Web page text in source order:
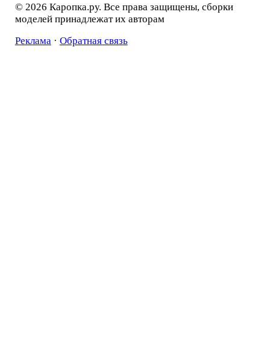
© 2026 Каропка.ру. Все права защищены, сборки
моделей принадлежат их авторам
Реклама· Обратная связь